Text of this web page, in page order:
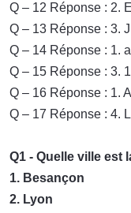
Q – 12 Réponse : 2.
Q – 13 Réponse : 3.
Q – 14 Réponse : 1.
Q – 15 Réponse : 3.
Q – 16 Réponse : 1.
Q – 17 Réponse : 4.
Q1 - Quelle ville est
1. Besançon
2. Lyon